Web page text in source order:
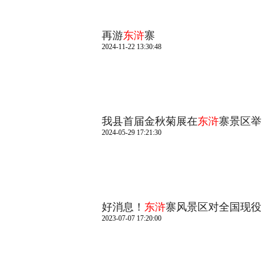
再游东浒寨
2024-11-22 13:30:48
我县首届金秋菊展在东浒寨景区举
2024-05-29 17:21:30
好消息！ 东浒寨风景区对全国现役
2023-07-07 17:20:00